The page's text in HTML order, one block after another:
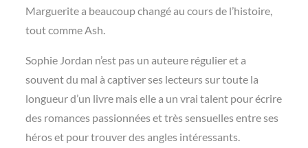
Marguerite a beaucoup changé au cours de l’histoire,
tout comme Ash.
Sophie Jordan n’est pas un auteure régulier et a
souvent du mal à captiver ses lecteurs sur toute la
longueur d’un livre mais elle a un vrai talent pour écrire
des romances passionnées et très sensuelles entre ses
héros et pour trouver des angles intéressants.